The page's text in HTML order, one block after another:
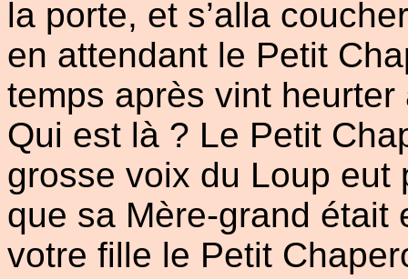
la porte, et s’alla
en attendant le Petit
temps après vint heurter
Qui est là ? Le Petit
grosse voix du Loup eut
que sa Mère-grand était
votre fille le Petit